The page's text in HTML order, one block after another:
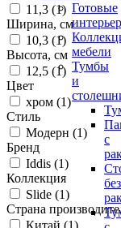
Готовые
мебели
Тумбы
и
с
без
11,3 (1)
Ширина, см
10,3 (1)
Высота, см
12,5 (1)
Цвет
хром (1)
Стиль
Модерн (1)
Бренд
Iddis (1)
Коллекция
Slide (1)
Страна
Китай (1)